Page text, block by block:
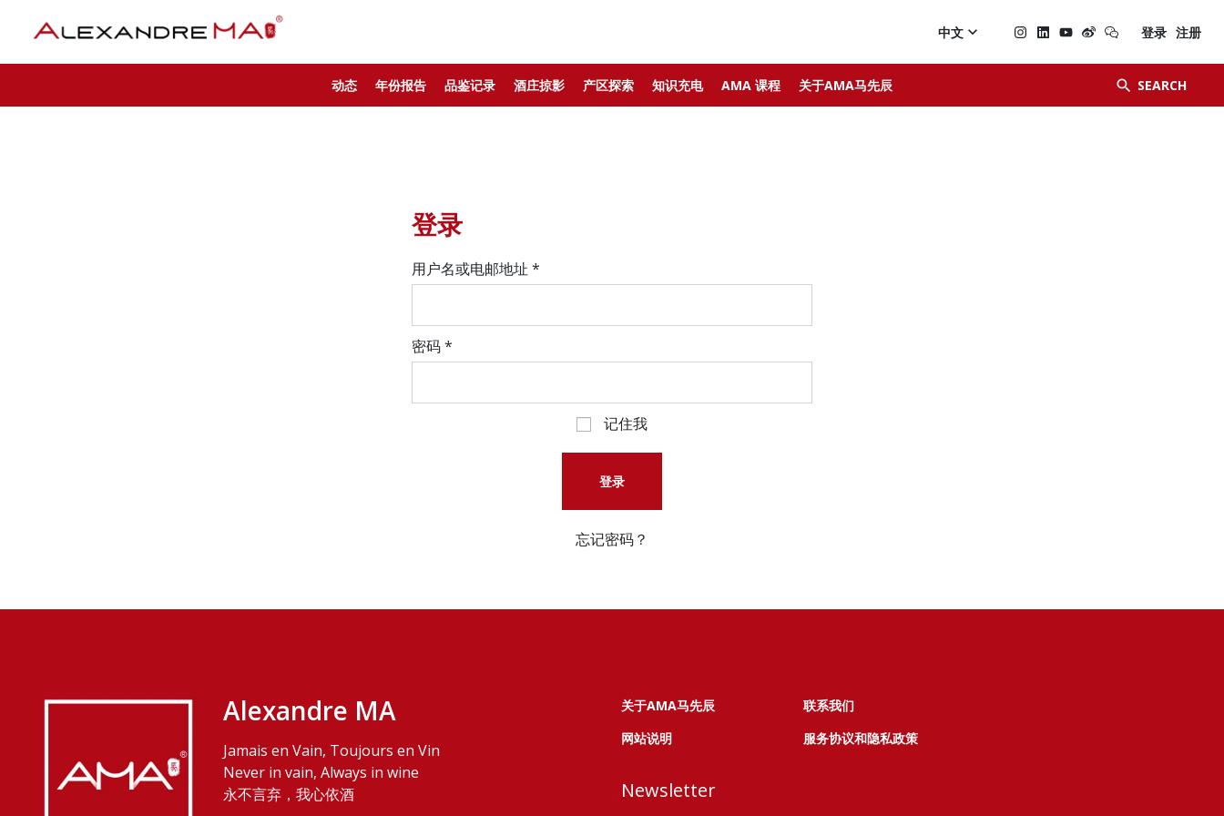
动态 年份报告 品鉴记录 酒庄掠影 产区探索 知识充电 AMA 课程 关于AMA马先辰  SEARCH

中文  登录 注册
登录
用户名或电邮地址 *
密码*
记住我
登录
忘记密码？
Alexandre MA
Jamais en Vain, Toujours en Vin
Never in vain, Always in wine
永不言弃，我心依酒
关于AMA马先辰
联系我们
网站说明
服务协议和隐私政策
Newsletter